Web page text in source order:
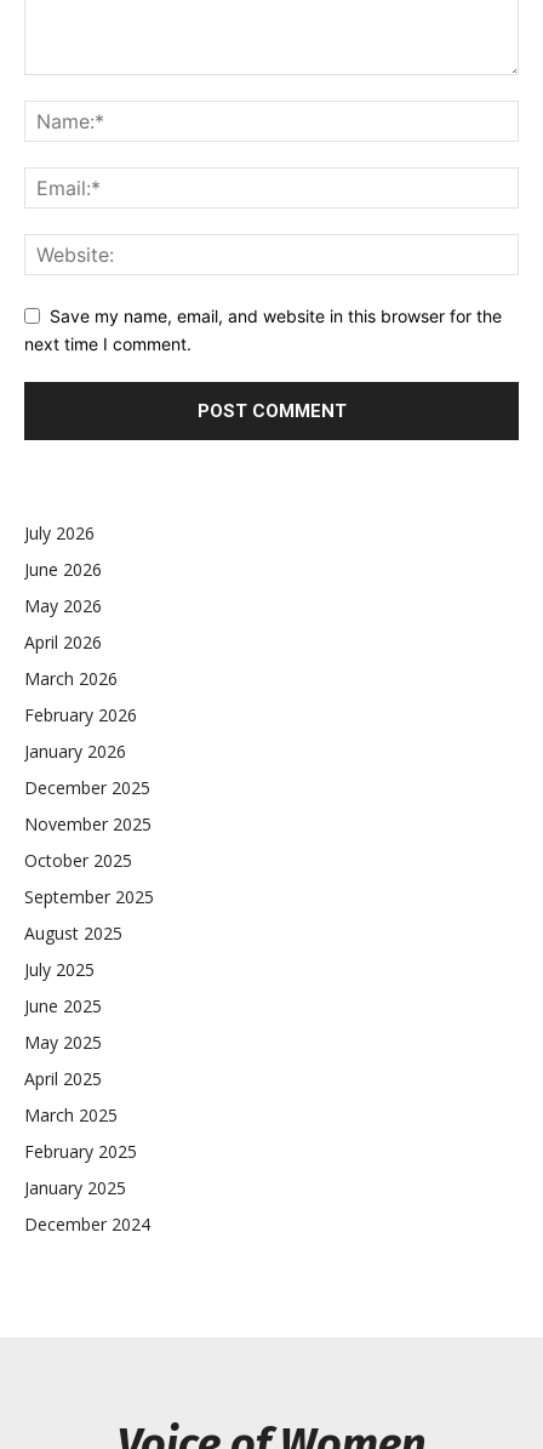
Save my name, email, and website in this browser for the
next time I comment.
July 2026
June 2026
May 2026
April 2026
March 2026
February 2026
January 2026
December 2025
November 2025
October 2025
September 2025
August 2025
July 2025
June 2025
May 2025
April 2025
March 2025
February 2025
January 2025
December 2024